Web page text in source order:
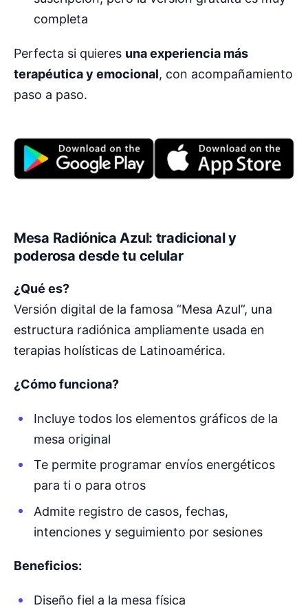
completa
Perfecta si quieres una experiencia más
terapéutica y emocional, con acompañamiento
paso a paso.
Mesa Radiónica Azul: tradicional y
poderosa desde tu celular
¿Qué es?
Versión digital de la famosa “Mesa Azul”, una
estructura radiónica ampliamente usada en
terapias holísticas de Latinoamérica.
¿Cómo funciona?
Incluye todos los elementos gráficos de la
mesa original
Te permite programar envíos energéticos
para ti o para otros
Admite registro de casos, fechas,
intenciones y seguimiento por sesiones
Beneficios:
Diseño fiel a la mesa física